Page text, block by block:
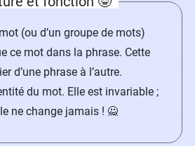
(ou d’un groupe de mots)
ce mot dans la phrase. Cette
d’une phrase à l’autre.
du mot. Elle est invariable ;
ne change jamais ! 🙅